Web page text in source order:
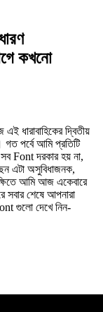
কখনো
দ্বিতীয়
পর্বে আমি প্রতিটি
Font দরকার হয় না,
এটা অসুবিধাজনক,
আমি আজ একেবারে
শেষে আপনারা
গুলো দেখে নিন-